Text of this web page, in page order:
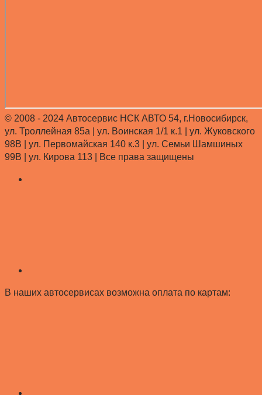
© 2008 - 2024 Автосервис НСК АВТО 54, г.Новосибирск,
ул. Троллейная 85а | ул. Воинская 1/1 к.1 | ул. Жуковского
98В | ул. Первомайская 140 к.3 | ул. Семьи Шамшиных
99В | ул. Кирова 113 |
Все права защищены
В наших автосервисах возможна оплата по картам: